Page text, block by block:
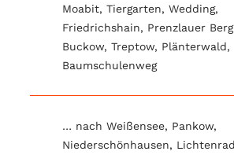
Moabit, Tiergarten, Wedding,
Friedrichshain, Prenzlauer
Buckow, Treptow, Plänterwald,
Baumschulenweg
… nach Weißensee, Pankow,
Niederschönhausen,